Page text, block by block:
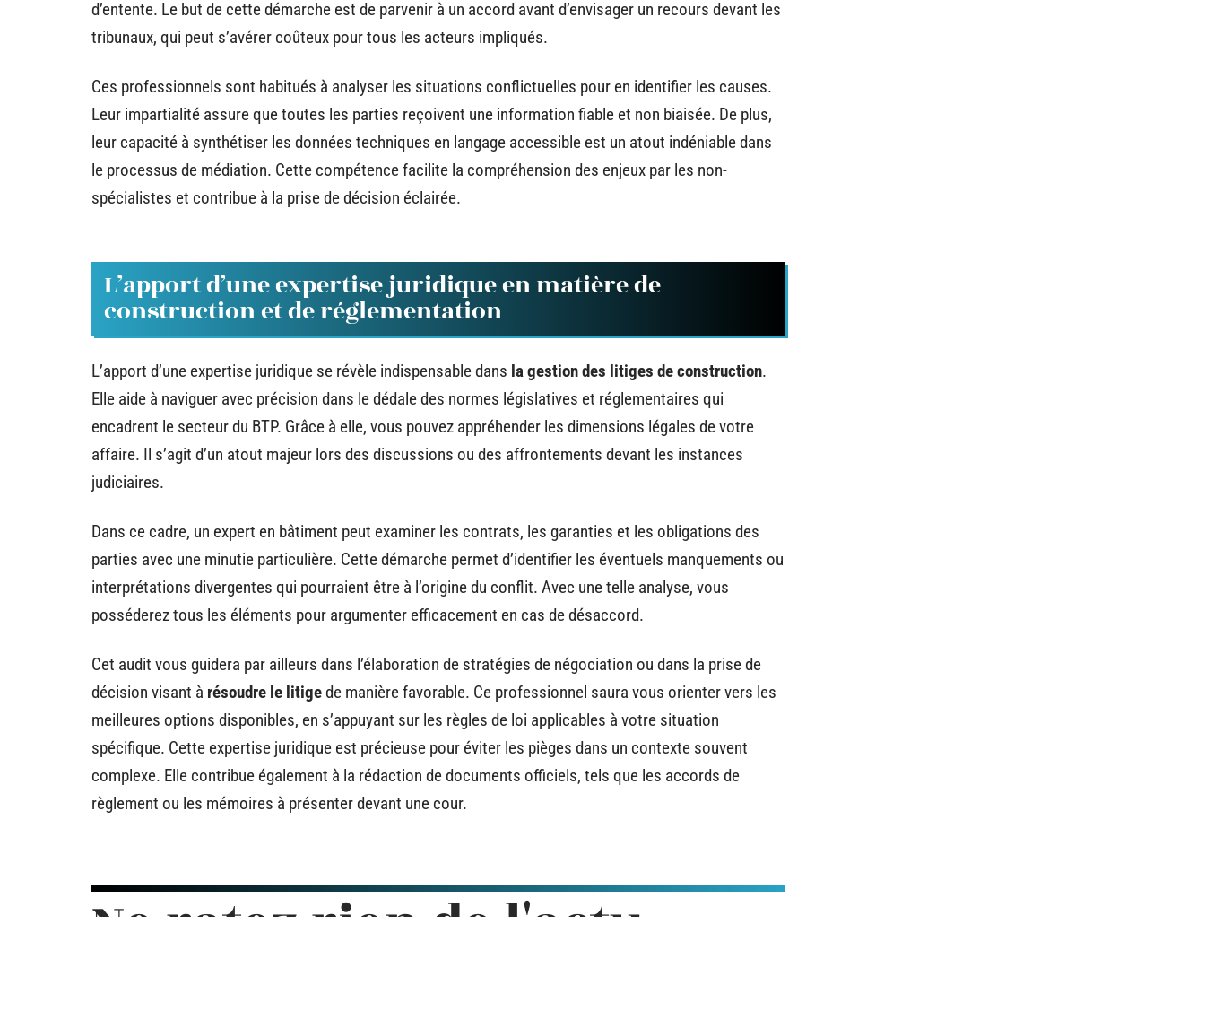
d’entente. Le but de cette démarche est de parvenir à un accord avant d’envisager un recours devant les
tribunaux, qui peut s’avérer coûteux pour tous les acteurs impliqués.
Ces professionnels sont habitués à analyser les situations conflictuelles pour en identifier les causes.
Leur impartialité assure que toutes les parties reçoivent une information fiable et non biaisée. De plus,
leur capacité à synthétiser les données techniques en langage accessible est un atout indéniable dans
le processus de médiation. Cette compétence facilite la compréhension des enjeux par les non-
spécialistes et contribue à la prise de décision éclairée.
L’apport d’une expertise juridique en matière de
construction et de réglementation
L’apport d’une expertise juridique se révèle indispensable dans la gestion des litiges de construction.
Elle aide à naviguer avec précision dans le dédale des normes législatives et réglementaires qui
encadrent le secteur du BTP. Grâce à elle, vous pouvez appréhender les dimensions légales de votre
affaire. Il s’agit d’un atout majeur lors des discussions ou des affrontements devant les instances
judiciaires.
Dans ce cadre, un expert en bâtiment peut examiner les contrats, les garanties et les obligations des
parties avec une minutie particulière. Cette démarche permet d’identifier les éventuels manquements ou
interprétations divergentes qui pourraient être à l’origine du conflit. Avec une telle analyse, vous
posséderez tous les éléments pour argumenter efficacement en cas de désaccord.
Cet audit vous guidera par ailleurs dans l’élaboration de stratégies de négociation ou dans la prise de
décision visant à résoudre le litigede manière favorable. Ce professionnel saura vous orienter vers les
meilleures options disponibles, en s’appuyant sur les règles de loi applicables à votre situation
spécifique. Cette expertise juridique est précieuse pour éviter les pièges dans un contexte souvent
complexe. Elle contribue également à la rédaction de documents officiels, tels que les accords de
règlement ou les mémoires à présenter devant une cour.
Ne ratez rien de l'actu